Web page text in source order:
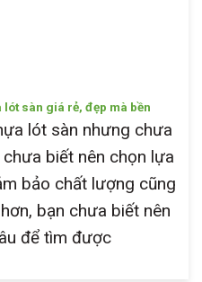
sàn giá rẻ, đẹp mà bền
lót sàn nhưng chưa
biết nên chọn lựa
bảo chất lượng cũng
bạn chưa biết nên
để tìm được